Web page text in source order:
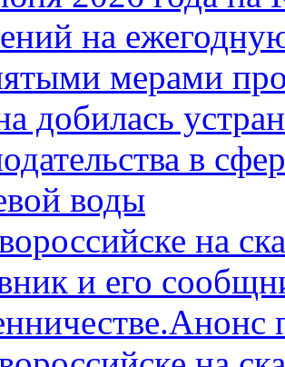
на
мерами
добилась
в
воды
на
и его